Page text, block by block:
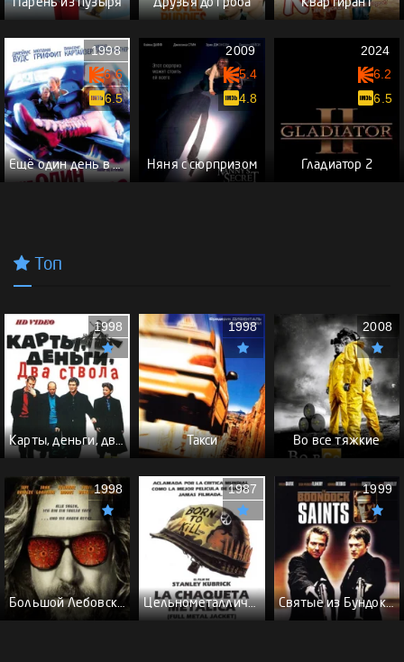
Парень из пузыря Друзья до гроба Квартирант
Ещё один день в раю
1998
6.6
6.5
Няня с сюрпризом
2009
5.4
4.8
Гладиатор 2
2024
6.2
6.5
Топ
Карты, деньги, два ствола - (Перевод Гоблина)
1998
Такси
1998
Во все тяжкие
2008
Большой Лебовски - (Перевод Гоблина)
1998
Цельнометаллическая оболочка - (Перевод Гоблина)
1987
Святые из Бундока \ Святые из трущоб - (Перевод Гоблина)
1999